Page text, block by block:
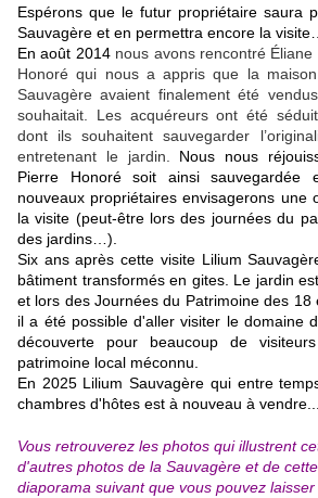
Espérons que le futur propriétaire saura
Sauvagère et en permettra encore la visite…
En août 2014nous avons rencontré Éliane
Honoré qui nous a appris que la
Sauvagère avaient finalement été
souhaitait. Les acquéreurs ont été
dont ils souhaitent sauvegarder
entretenant le jardin. Nous nous
Pierre Honoré soit ainsi sauvegardée
nouveaux propriétaires envisagerons une
la visite (peut-être lors des journées du
des jardins…).
Six ans après cette visite Lilium
bâtiment transformés en gites. Le jardin
et lors des Journées du Patrimoine des 18
il a été possible d'aller visiter le domaine
découverte pour beaucoup de
patrimoine local méconnu.
En 2025 Lilium Sauvagère qui entre
chambres d'hôtes est à nouveau à vendre...
Vous retrouverez les photos qui illustrent
d'autres photos de la Sauvagère et de
diaporama suivant que vous pouvez